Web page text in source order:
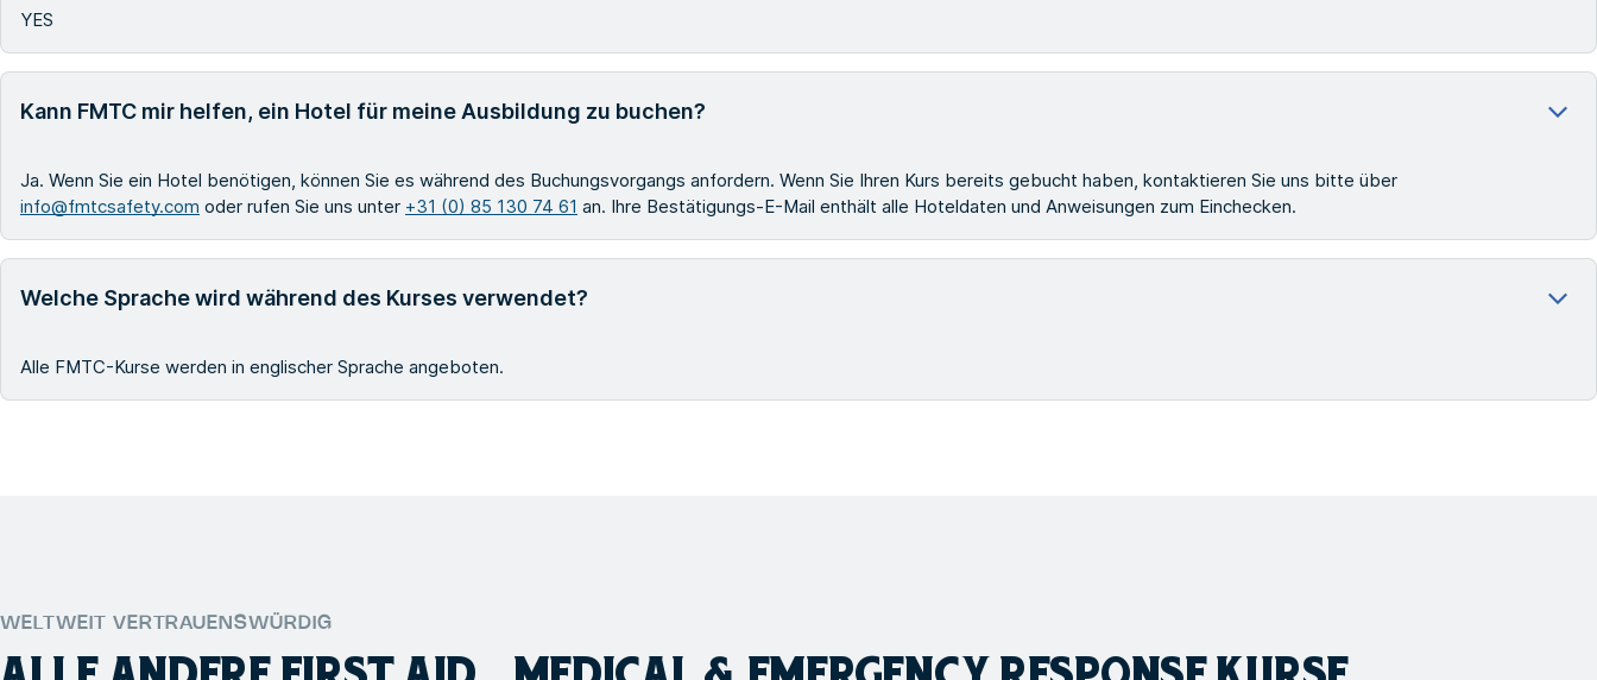
YES
Kann FMTC mir helfen, ein Hotel für meine Ausbildung zu buchen?
Ja. Wenn Sie ein Hotel benötigen, können Sie es während des Buchungsvorgangs anfordern. Wenn Sie Ihren Kurs bereits gebucht haben, kontaktieren Sie uns bitte über
info@fmtcsafety.com oder rufen Sie uns unter +31 (0) 85 130 74 61 an. Ihre Bestätigungs-E-Mail enthält alle Hoteldaten und Anweisungen zum Einchecken.
Welche Sprache wird während des Kurses verwendet?
Alle FMTC-Kurse werden in englischer Sprache angeboten.
WELTWEIT VERTRAUENSWÜRDIG